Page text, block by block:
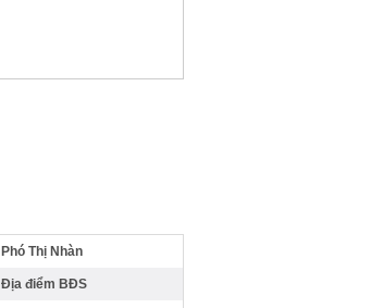
Phó Thị Nhàn
Địa điểm BĐS